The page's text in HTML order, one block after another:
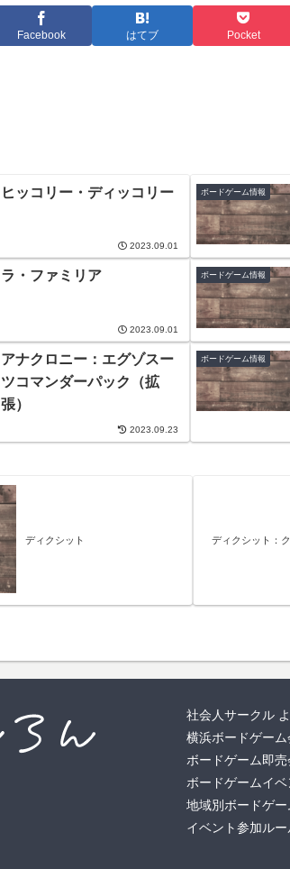
Facebook はてブ Pocket
ヒッコリー・ディッコリー
2023.09.01
ボードゲーム情報
ラ・ファミリア
2023.09.01
ボードゲーム情報
アナクロニー：エグゾスー
ツコマンダーパック（拡
張）
2023.09.23
ボードゲーム情報
ディクシット ディクシット：
社会人サークル
横浜ボードゲーム
ボードゲーム即売
ボードゲームイ
地域別ボードゲ
イベント参加ルー